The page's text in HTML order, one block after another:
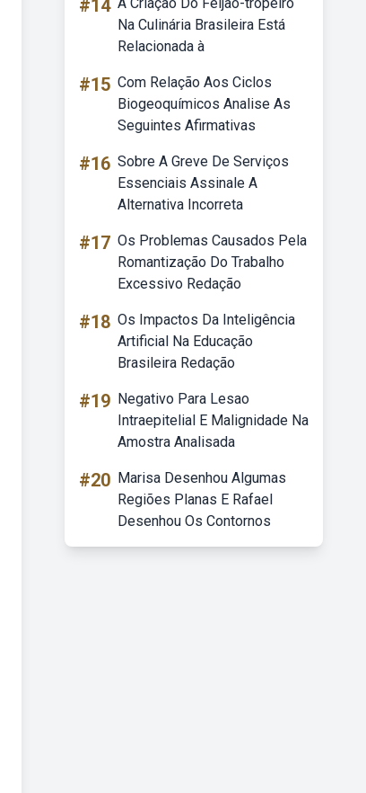
#14
Na Culinária Brasileira Está
Relacionada à
#15 Com Relação Aos Ciclos
Biogeoquímicos Analise As
Seguintes Afirmativas
#16 Sobre A Greve De Serviços
Essenciais Assinale A
Alternativa Incorreta
#17 Os Problemas Causados Pela
Romantização Do Trabalho
Excessivo Redação
#18 Os Impactos Da Inteligência
Artificial Na Educação
Brasileira Redação
#19 Negativo Para Lesao
Intraepitelial E Malignidade Na
Amostra Analisada
#20 Marisa Desenhou Algumas
Regiões Planas E Rafael
Desenhou Os Contornos